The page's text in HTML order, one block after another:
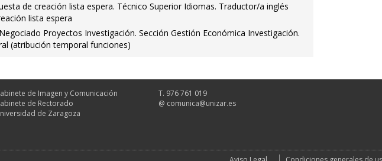
de creación lista espera. Técnico Superior Idiomas. Traductor/a inglés
lista espera
Proyectos Investigación. Sección Gestión Económica Investigación.
(atribución temporal funciones)
de Imagen y Comunicación
de Rectorado
de Zaragoza
T. 976 761 019
@ comunica@unizar.es